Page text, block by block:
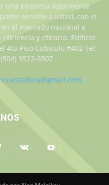
una empresa legalmente
servirle a usted, con el
el mercado nacional e
y eficacia. Edificio
4to Piso Cubiculo #402 Tel:
9522-3307